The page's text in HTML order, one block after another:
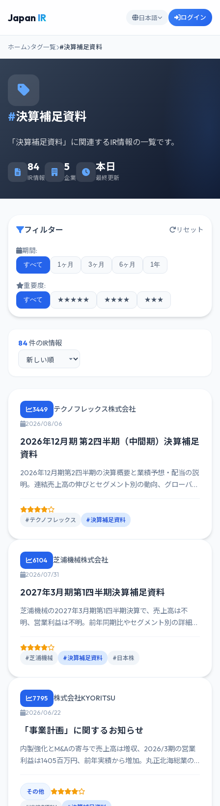
Japan IR 日本語 ログイン
ホーム タグ一覧 #決算補足資料
#決算補足資料
「決算補足資料」に関連するIR情報の一覧です。
84
IR情報
5
企業
本日
最終更新
フィルター リセット
期間:
すべて 1ヶ月 3ヶ月 6ヶ月 1年
重要度:
すべて ★★★★★ ★★★★ ★★★
84件のIR情報
3449 テクノフレックス株式会社
2026/08/06
2026年12月期 第2四半期（中間期）決算補足
資料
2026年12月期第2四半期の決算概要と業績予想・配当の説
明。連結売上高の伸びとセグメント別の動向、グローバル
#テクノフレックス #決算補足資料
6104 芝浦機械株式会社
2026/07/31
2027年3月期第1四半期決算補足資料
芝浦機械の2027年3月期第1四半期決算で、売上高は不
明、営業利益は不明。前年同期比やセグメント別の詳細も
#芝浦機械 #決算補足資料 #日本株
7795 株式会社KYORITSU
2026/06/22
「事業計画」に関するお知らせ
内製強化とM&Aの寄与で売上高は増収、2026/3期の営業
利益は1405百万円、前年実績から増加。丸正北海総業の
その他